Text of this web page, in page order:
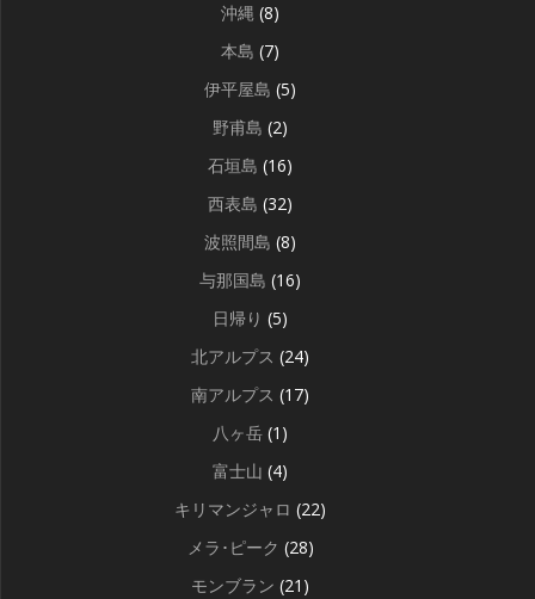
沖縄 (8)
本島 (7)
伊平屋島 (5)
野甫島 (2)
石垣島 (16)
西表島 (32)
波照間島 (8)
与那国島 (16)
日帰り (5)
北アルプス (24)
南アルプス (17)
八ヶ岳 (1)
富士山 (4)
キリマンジャロ (22)
メラ･ピーク (28)
モンブラン (21)